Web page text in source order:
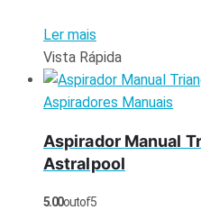
Ler mais
Vista Rápida
Aspiradores Manuais
Aspirador Manual
Astralpool
5.00out of 5